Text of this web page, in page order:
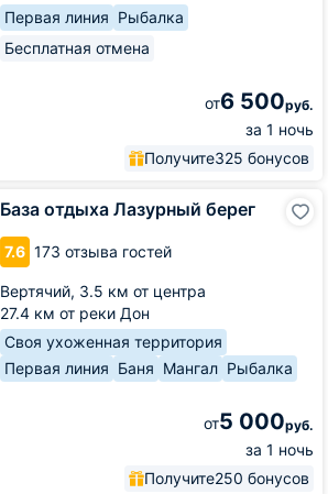
Первая линия Рыбалка
Бесплатная отмена
от6 500руб.
за 1 ночь
Получите325 бонусов
База отдыха Лазурный берег
7.6 173 отзыва гостей
Вертячий, 3.5 км от центра
27.4 км от реки Дон
Своя ухоженная территория
Первая линия Баня Мангал Рыбалка
от5 000руб.
за 1 ночь
Получите250 бонусов